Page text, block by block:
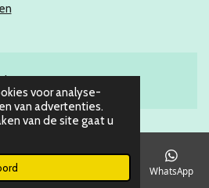
voor analyse-
van advertenties.
van de site gaat u
070
WhatsApp